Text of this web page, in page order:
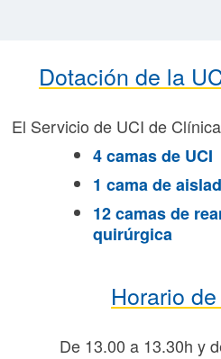
Dotación de la
El Servicio de UCI de
4 camas de UCI
1 cama de
12 camas de
quirúrgica
Horario
De 13.00 a 13.30h y